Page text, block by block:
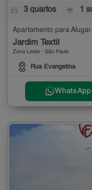
3 quartos 1
Apartamento para
Jardim Textil
Zona Leste - São Paulo
Rua Evangelina
WhatsApp